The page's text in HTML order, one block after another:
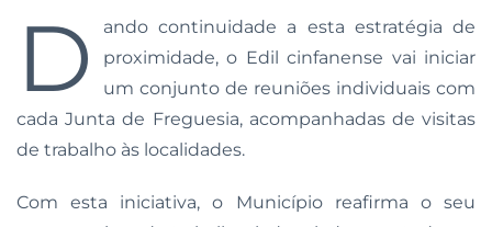
D
ando continuidade a esta estratégia de
proximidade, o Edil cinfanense vai iniciar
um conjunto de reuniões individuais com
cada Junta de Freguesia, acompanhadas de visitas
de trabalho às localidades.
Com esta iniciativa, o Município reafirma o seu